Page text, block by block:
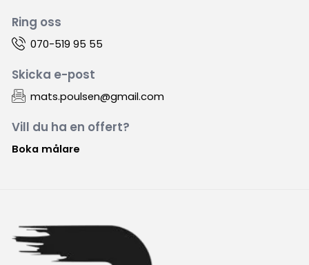
Ring oss
070-519 95 55
Skicka e-post
mats.poulsen@gmail.com
Vill du ha en offert?
Boka målare